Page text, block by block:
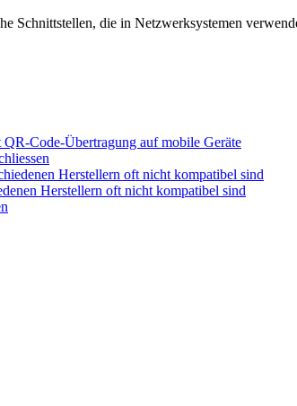
Schnittstellen, die in Netzwerksystemen
Code-Übertragung auf mobile Geräte
Herstellern oft nicht kompatibel sind
Herstellern oft nicht kompatibel sind